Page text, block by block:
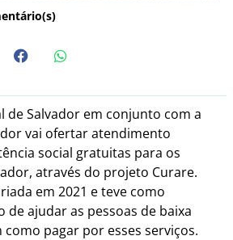
de Salvador em conjunto com a
vai ofertar atendimento
social gratuitas para os
através do projeto Curare.
em 2021 e teve como
de ajudar as pessoas de baixa
pagar por esses serviços.